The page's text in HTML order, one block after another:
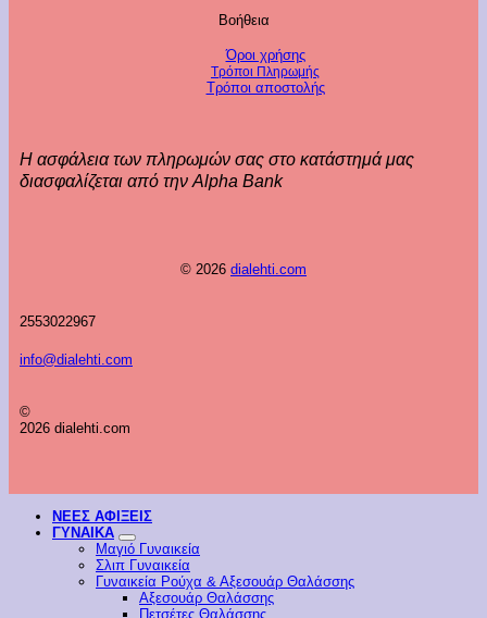
Βοήθεια
Όροι χρήσης
Τρόποι Πληρωμής
Τρόποι αποστολής
Η ασφάλεια των πληρωμών σας στο κατάστημά μας
διασφαλίζεται από την Alpha Bank
© 2026 dialehti.com
2553022967
info@dialehti.com
©
2026 dialehti.com
ΝΕΕΣ ΑΦΙΞΕΙΣ
ΓΥΝΑΙΚΑ
Μαγιό Γυναικεία
Σλιπ Γυναικεία
Γυναικεία Ρούχα & Αξεσουάρ Θαλάσσης
Αξεσουάρ Θαλάσσης
Πετσέτες Θαλάσσης